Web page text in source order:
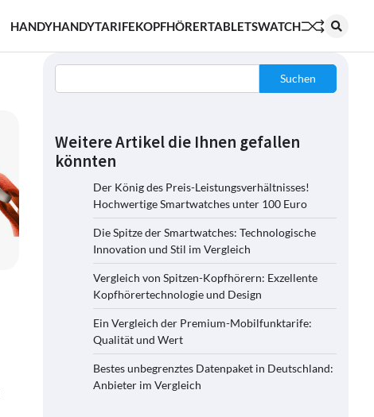
HANDYHANDYTARIFEKOPFHÖRERTABLETSWATCH
Suchen
Weitere Artikel die Ihnen gefallen
könnten
Der König des Preis-Leistungsverhältnisses!
Hochwertige Smartwatches unter 100 Euro
Die Spitze der Smartwatches: Technologische
Innovation und Stil im Vergleich
Vergleich von Spitzen-Kopfhörern: Exzellente
Kopfhörertechnologie und Design
Ein Vergleich der Premium-Mobilfunktarife:
Qualität und Wert
Bestes unbegrenztes Datenpaket in Deutschland:
Anbieter im Vergleich